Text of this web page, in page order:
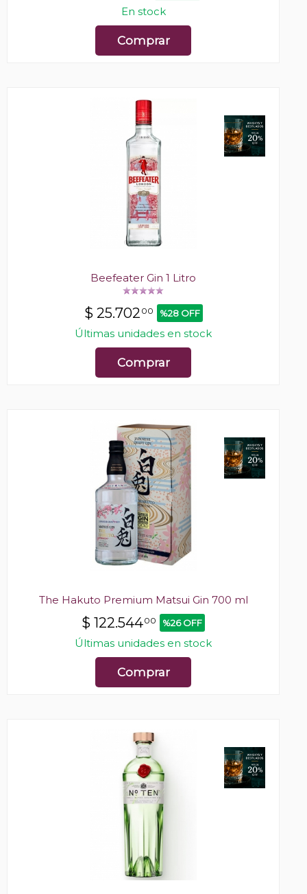
En stock
Comprar
Beefeater Gin 1 Litro
$ 25.702 00 %28 OFF
Últimas unidades en stock
Comprar
The Hakuto Premium Matsui Gin 700 ml
$ 122.54400 %26 OFF
Últimas unidades en stock
Comprar